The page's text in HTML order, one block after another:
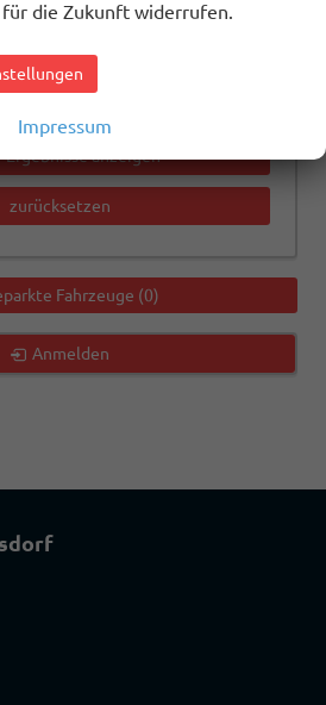
Ergebnisse anzeigen
zurücksetzen
Fahrzeuge (0)
Anmelden
die Zukunft widerrufen.
Impressum